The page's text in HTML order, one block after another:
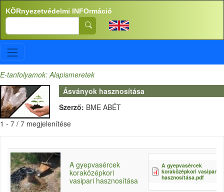
Ugrás a tartalomra
KÖRnyezetvédelmi INFOrmáció
Search
E-tanfolyamok: Alapismeretek
Ásványok hasznosítása
Szerző: BME ABÉT
1 - 7 / 7 megjelenítése
A gyepvasércek
koraközépkori
vasipari hasznosítása
A gyepvasércek
koraközépkori vasipari
hasznosítása.pdf